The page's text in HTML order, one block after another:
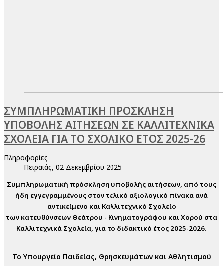
ΣΥΜΠΛΗΡΩΜΑΤΙΚΗ ΠΡΟΣΚΛΗΣΗ
ΥΠΟΒΟΛΗΣ ΑΙΤΗΣΕΩΝ ΣΕ ΚΑΛΛΙΤΕΧΝΙΚΑ
ΣΧΟΛΕΙΑ ΓΙΑ ΤΟ ΣΧΟΛΙΚΟ ΕΤΟΣ 2025-26
Πληροφορίες
Πειραιάς, 02 Δεκεμβρίου 2025
Συμπληρωματική πρόσκληση υποβολής αιτήσεων, από τους
ήδη εγγεγραμμένους στον τελικό αξιολογικό πίνακα ανά
αντικείμενο και Καλλιτεχνικό Σχολείο
των κατευθύνσεων Θεάτρου - Κινηματογράφου και Χορού στα
Καλλιτεχνικά Σχολεία, για το διδακτικό έτος 2025-2026.
Το Υπουργείο Παιδείας, Θρησκευμάτων και Αθλητισμού